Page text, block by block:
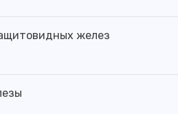
желез